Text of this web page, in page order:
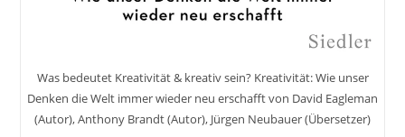
Was bedeutet Kreativität & kreativ sein? Kreativität: Wie unser
Denken die Welt immer wieder neu erschafft von David Eagleman
(Autor), Anthony Brandt (Autor), Jürgen Neubauer (Übersetzer)